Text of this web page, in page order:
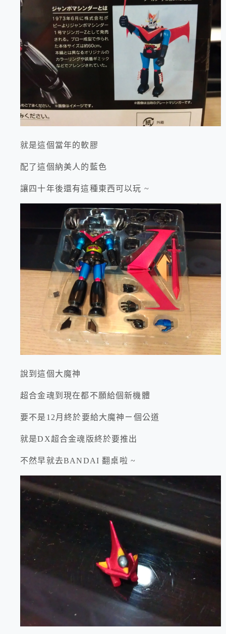
就是這個當年的軟膠
配了這個納美人的藍色
讓四十年後還有這種東西可以玩 ~
說到這個大魔神
超合金魂到現在都不願給個新機體
要不是12月終於要給大魔神ㄧ個公道
就是DX超合金魂版終於要推出
不然早就去BANDAI 翻桌啦 ~